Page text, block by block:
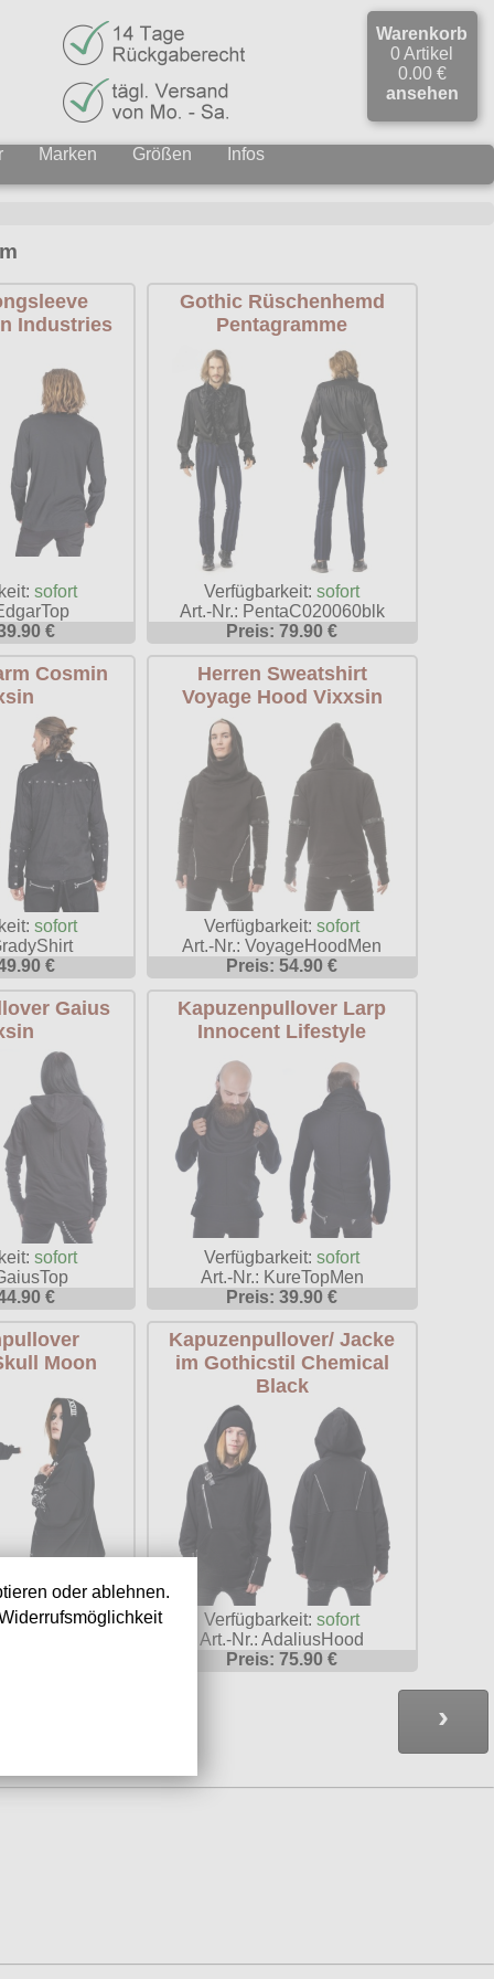
Warenkorb
0 Artikel
0.00 €
ansehen
Marken Größen Infos
Industries
sofort
€
Gothic Rüschenhemd
Pentagramme
Verfügbarkeit:sofort
Art.-Nr.: PentaC020060blk
Preis: 79.90 €
Cosmin
sofort
€
Herren Sweatshirt
Voyage Hood Vixxsin
Verfügbarkeit:sofort
Art.-Nr.: VoyageHoodMen
Preis: 54.90 €
Gaius
sofort
€
Kapuzenpullover Larp
Innocent Lifestyle
Verfügbarkeit:sofort
Art.-Nr.: KureTopMen
Preis: 39.90 €
Moon
sofort
Kapuzenpullover/ Jacke
im Gothicstil Chemical
Black
Verfügbarkeit:sofort
Art.-Nr.: AdaliusHood
Preis: 75.90 €
›
oder ablehnen.